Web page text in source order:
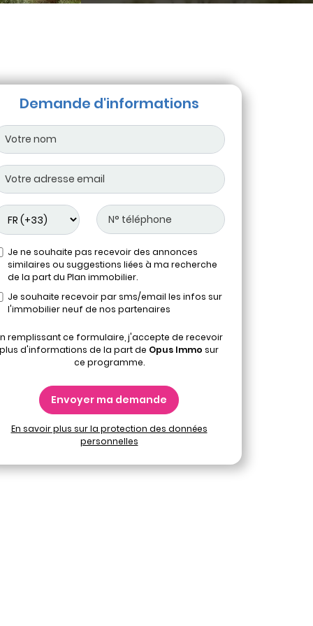
Demande d'informations
Je ne souhaite pas recevoir des annonces
similaires ou suggestions liées à ma recherche
de la part du Plan immobilier.
Je souhaite recevoir par sms/email les infos sur
l'immobilier neuf de nos partenaires
remplissant ce formulaire, j'accepte de recevoir
plus d'informations de la part de Opus Immo sur
ce programme.
Envoyer ma demande
En savoir plus sur la protection des données
personnelles